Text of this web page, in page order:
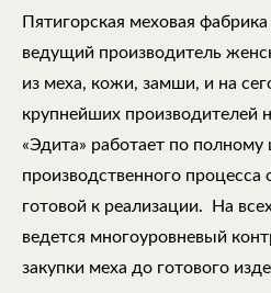
Пятигорская меховая
ведущий производитель
из меха, кожи, замши, и на
крупнейших производителей
«Эдита» работает по полному
производственного
готовой к реализации. На
ведется многоуровневый
закупки меха до готового